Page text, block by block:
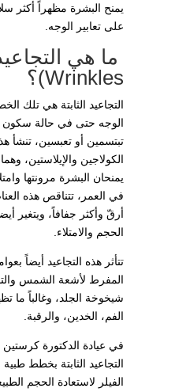
يمنح البشرة مظهراً أكثر
على تعابير الوجه.
Wrinkles)؟
التجاعيد الثابتة هي تلك
الوجه حتى في حالة سكون
تبتسمين أو تعبسين، تنشأ
الكولاجين والإيلاستين،
يمنحان البشرة مرونتها
في العمر، تتناقص هذه
أرقّ وأكثر جفافاً، ويتغير
الحجم والامتلاء.
تتأثر هذه التجاعيد أيضاً
المفرط لأشعة الشمس
شيخوخة الجلد، وغالباً
الفم، الخدين، والرقبة.
في عيادة الدكتورة كرستين
التجاعيد الثابتة بخطط
الفيلر لاستعادة الحجم